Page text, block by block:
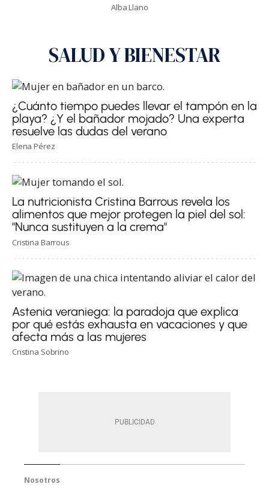
Alba Llano
SALUD Y BIENESTAR
¿Cuánto tiempo puedes llevar el tampón en la
playa? ¿Y el bañador mojado? Una experta
resuelve las dudas del verano
Elena Pérez
La nutricionista Cristina Barrous revela los
alimentos que mejor protegen la piel del sol:
"Nunca sustituyen a la crema"
Cristina Barrous
Astenia veraniega: la paradoja que explica
por qué estás exhausta en vacaciones y que
afecta más a las mujeres
Cristina Sobrino
Nosotros